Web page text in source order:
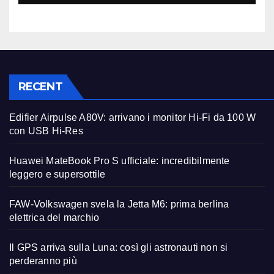
RECENT
Edifier Airpulse A80V: arrivano i monitor Hi-Fi da 100 W
con USB Hi-Res
Huawei MateBook Pro S ufficiale: incredibilmente
leggero e supersottile
FAW-Volkswagen svela la Jetta M6: prima berlina
elettrica del marchio
Il GPS arriva sulla Luna: così gli astronauti non si
perderanno più